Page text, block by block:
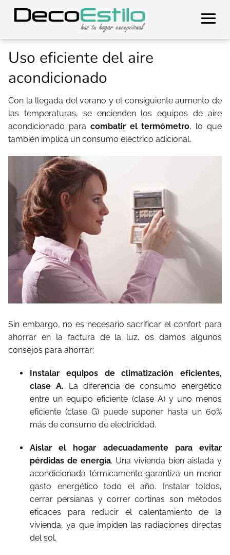
Uso eficiente del aire
acondicionado
Con la llegada del verano y el consiguiente aumento de
las temperaturas, se encienden los equipos de aire
acondicionado para combatir el termómetro, lo que
también implica un consumo eléctrico adicional.
Sin embargo, no es necesario sacrificar el confort para
ahorrar en la factura de la luz, os damos algunos
consejos para ahorrar:
Instalar equipos de climatización eficientes,
clase A. La diferencia de consumo energético
entre un equipo eficiente (clase A) y uno menos
eficiente (clase G) puede suponer hasta un 60%
más de consumo de electricidad.
Aislar el hogar adecuadamente para evitar
pérdidas de energía. Una vivienda bien aislada y
acondicionada térmicamente garantiza un menor
gasto energético todo el año. Instalar toldos,
cerrar persianas y correr cortinas son métodos
eficaces para reducir el calentamiento de la
vivienda, ya que impiden las radiaciones directas
del sol.